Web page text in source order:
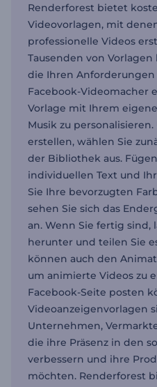
Renderforest bietet
Videovorlagen, mit
professionelle Videos
Tausenden von
die Ihren
Facebook-Videomacher
Vorlage mit Ihrem
Musik zu
erstellen, wählen Sie
der Bibliothek aus.
individuellen Text und
Sie Ihre bevorzugten
sehen Sie sich das
an. Wenn Sie fertig sind,
herunter und teilen Sie
können auch den
um animierte Videos zu
Facebook-Seite posten
Videoanzeigenvorlagen
Unternehmen,
die ihre Präsenz in den
verbessern und ihre
möchten. Renderforest